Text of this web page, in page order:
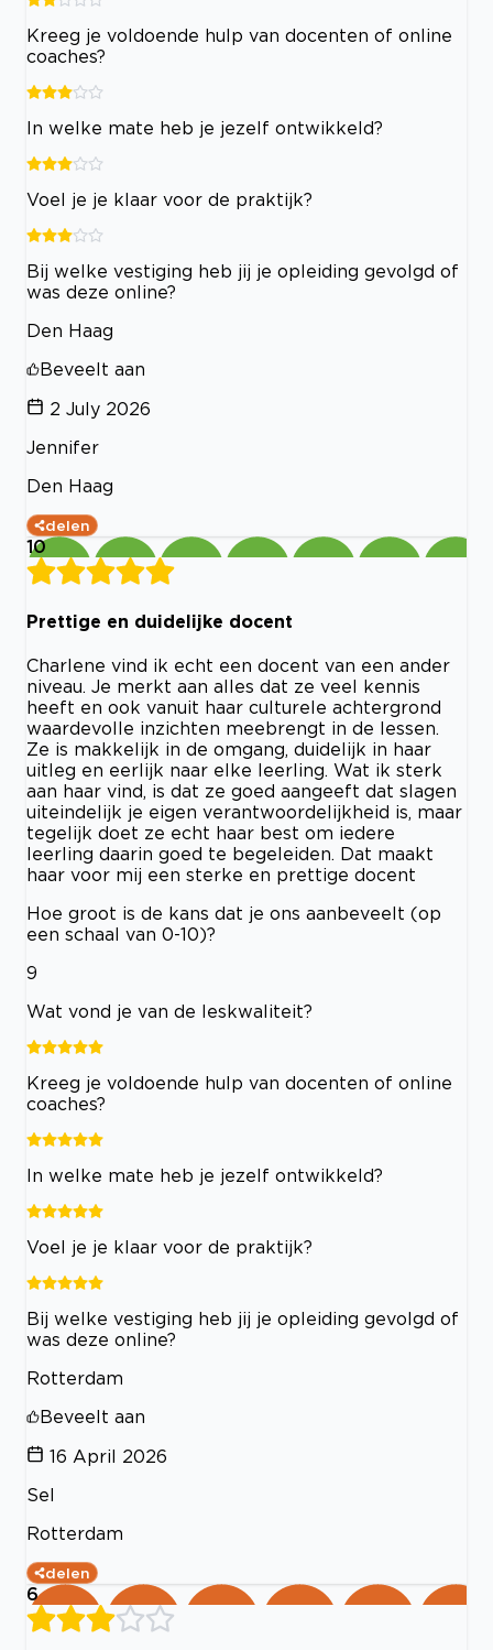
Kreeg je voldoende hulp van docenten of online
coaches?
In welke mate heb je jezelf ontwikkeld?
Voel je je klaar voor de praktijk?
Bij welke vestiging heb jij je opleiding gevolgd of
was deze online?
Den Haag
Beveelt aan
2 July 2026
Jennifer
Den Haag
delen
10
Prettige en duidelijke docent
Charlene vind ik echt een docent van een ander
niveau. Je merkt aan alles dat ze veel kennis
heeft en ook vanuit haar culturele achtergrond
waardevolle inzichten meebrengt in de lessen.
Ze is makkelijk in de omgang, duidelijk in haar
uitleg en eerlijk naar elke leerling. Wat ik sterk
aan haar vind, is dat ze goed aangeeft dat slagen
uiteindelijk je eigen verantwoordelijkheid is, maar
tegelijk doet ze echt haar best om iedere
leerling daarin goed te begeleiden. Dat maakt
haar voor mij een sterke en prettige docent
Hoe groot is de kans dat je ons aanbeveelt (op
een schaal van 0-10)?
9
Wat vond je van de leskwaliteit?
Kreeg je voldoende hulp van docenten of online
coaches?
In welke mate heb je jezelf ontwikkeld?
Voel je je klaar voor de praktijk?
Bij welke vestiging heb jij je opleiding gevolgd of
was deze online?
Rotterdam
Beveelt aan
16 April 2026
Sel
Rotterdam
delen
6